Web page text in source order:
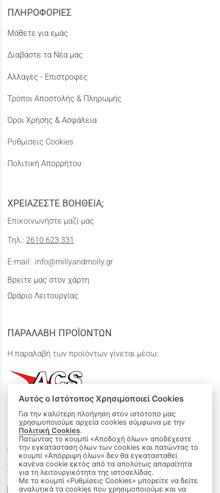
ΠΛΗΡΟΦΟΡΙΕΣ
Μάθετε για εμάς
Διαβάστε τα Νέα μας
Αλλαγές - Επιστροφές
Τρόποι Αποστολής & Πληρωμής
Όροι Χρήσης & Ασφάλεια
Ρυθμίσεις Cookies
Πολιτική Απορρήτου
ΧΡΕΙΑΖΕΣΤΕ ΒΟΗΘΕΙΑ;
Επικοινωνήστε μαζί μας
Τηλ.: 2610 623 331
E-mail: info@millyandmolly.gr
Βρείτε μας στον χάρτη
Ωράριο Λειτουργίας
ΠΑΡΑΛΑΒΗ ΠΡΟΪΟΝΤΩΝ
Η παραλαβή των προϊόντων γίνεται μέσω:
ΟΙ ΑΓΟΡΕΣ ΜΟΥ
Καλάθι Αγορών
Δεχόμαστε όλες τις πιστωτικές κάρτες:
Αυτός ο Ιστότοπος Χρησιμοποιεί Cookies
Για την καλύτερη πλοήγηση στον ιστότοπο μας
χρησιμοποιούμε αρχεία cookies σύμφωνα με την
Πολιτική Cookies.
Πατώντας το κουμπί «Αποδοχή όλων» αποδέχεστε
την εγκατάσταση όλων των cookies και πατώντας το
κουμπί «Απόρριψη όλων» δεν θα εγκατασταθεί
κανένα cookie εκτός από τα απολύτως απαραίτητα
για τη λειτουργικότητα της ιστοσελίδας.
Με το κουμπί «Ρυθμίσεις Cookies» μπορείτε να δείτε
αναλυτικά τα cookies που χρησιμοποιούμε και να